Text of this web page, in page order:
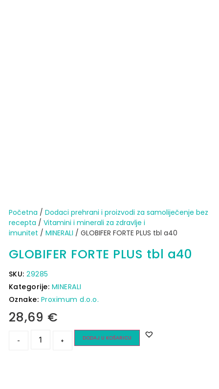
Početna / Dodaci prehrani i proizvodi za samoliječenje bez
recepta / Vitamini i minerali za zdravlje i
imunitet / MINERALI / GLOBIFER FORTE PLUS tbl a40
GLOBIFER FORTE PLUS tbl a40
SKU:29285
Kategorije: MINERALI
Oznake: Proximum d.o.o.
28,69 €
- + DODAJ U KOŠARICU